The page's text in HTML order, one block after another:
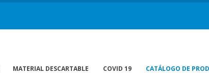
MATERIAL DESCARTABLE COVID 19 CATÁLOGO DE